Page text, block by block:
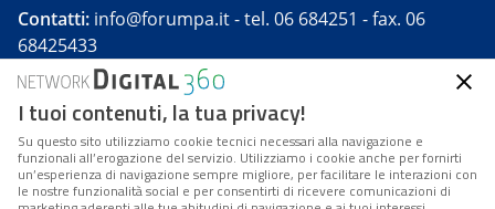
Contatti: info@forumpa.it- tel. 06 684251 - fax. 06
68425433
Forumpa.itè una pubblicazione telematica iscritta
presso Registro della stampa del Tribunale di Roma -
Reg. n. 182 del 2 maggio 2008 - Direttore resp. Michela
Stentella
I tuoi contenuti, la tua privacy!
Su questo sito utilizziamo cookie tecnici necessari alla navigazione e
funzionali all’erogazione del servizio. Utilizziamo i cookie anche per fornirti
un’esperienza di navigazione sempre migliore, per facilitare le interazioni con
le nostre funzionalità social e per consentirti di ricevere comunicazioni di